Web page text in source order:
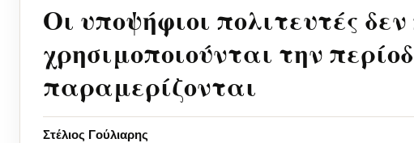
Οι υποψήφιοι πολιτευτές
χρησιμοποιούνται την
παραμερίζονται
Στέλιος Γούλιαρης